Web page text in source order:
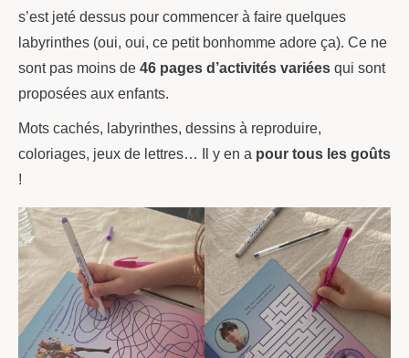
s’est jeté dessus pour commencer à faire quelques
labyrinthes (oui, oui, ce petit bonhomme adore ça). Ce ne
sont pas moins de 46 pages d’activités variées qui sont
proposées aux enfants.
Mots cachés, labyrinthes, dessins à reproduire,
coloriages, jeux de lettres… Il y en a pour tous les goûts
!